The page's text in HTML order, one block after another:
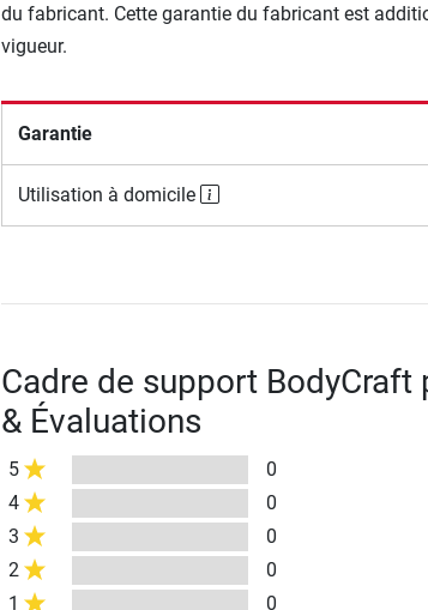
du fabricant. Cette garantie du fabricant est
vigueur.
Garantie
Utilisation à domicile
Cadre de support BodyCraft
& Évaluations
5
0
4
0
3
0
2
0
1
0